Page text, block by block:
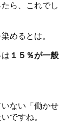
ら、これでし
めるとは。
１５％が一般
ない「働かせ
ですね。